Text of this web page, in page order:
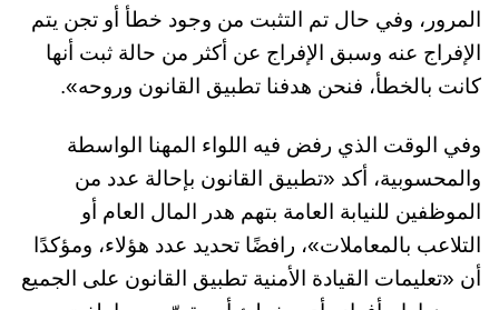
المرور، وفي حال تم التثبت من وجود خطأ أو تجن يتم
الإفراج عنه وسبق الإفراج عن أكثر من حالة ثبت أنها
كانت بالخطأ، فنحن هدفنا تطبيق القانون وروحه».
وفي الوقت الذي رفض فيه اللواء المهنا الواسطة
والمحسوبية، أكد «تطبيق القانون بإحالة عدد من
الموظفين للنيابة العامة بتهم هدر المال العام أو
التلاعب بالمعاملات»، رافضًا تحديد عدد هؤلاء، ومؤكدًا
أن «تعليمات القيادة الأمنية تطبيق القانون على الجميع